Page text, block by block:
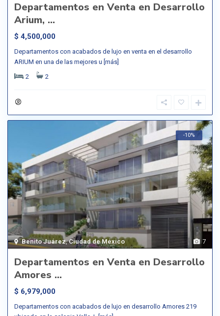
Departamentos en Venta en Desarrollo
Arium, ...
$ 4,500,000
Departamentos con acabados de lujo en venta en el desarrollo
ARIUM en una de las mejores u [más]
2
2
7
Benito Juárez,Ciudad de México
-10%
Departamentos en Venta en Desarrollo
Amores ...
$ 6,979,000
Departamentos con acabados de lujo en desarrollo Amores 219